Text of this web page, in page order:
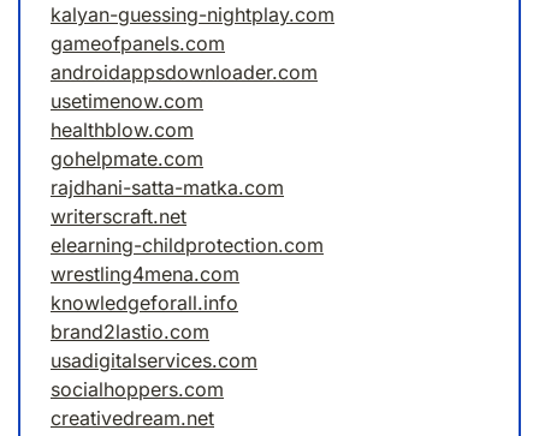
kalyan-guessing-nightplay.com
gameofpanels.com
androidappsdownloader.com
usetimenow.com
healthblow.com
gohelpmate.com
rajdhani-satta-matka.com
writerscraft.net
elearning-childprotection.com
wrestling4mena.com
knowledgeforall.info
brand2lastio.com
usadigitalservices.com
socialhoppers.com
creativedream.net